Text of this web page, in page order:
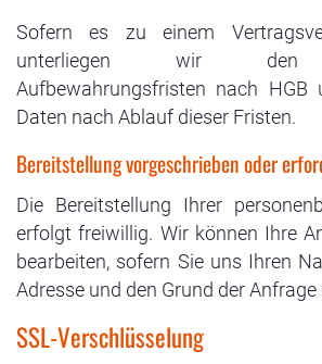
Sofern es zu einem
unterliegen wir den
Aufbewahrungsfristen nach HGB
Daten nach Ablauf dieser Fristen.
Bereitstellung vorgeschrieben oder
Die Bereitstellung Ihrer
erfolgt freiwillig. Wir können Ihre
bearbeiten, sofern Sie uns Ihren
Adresse und den Grund der
SSL-Verschlüsselung